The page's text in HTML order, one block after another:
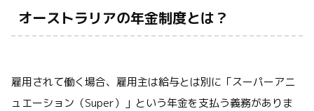
オーストラリアの年金制度とは？
雇用されて働く場合、雇用主は給与とは別に「スーパーアニ
ュエーション（Super）」という年金を支払う義務がありま